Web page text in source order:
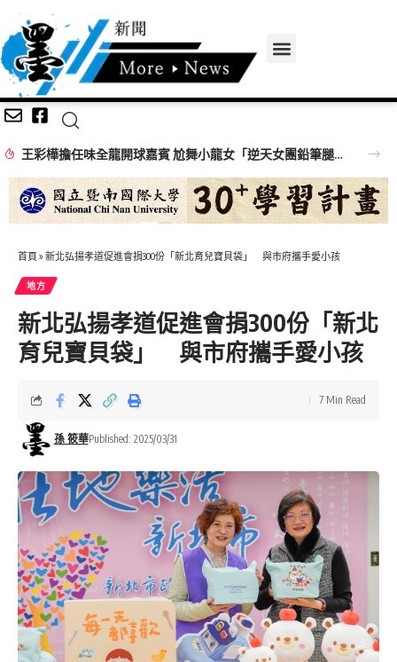
王彩樺擔任味全龍開球嘉賓 尬舞小龍女「逆天女團鉛筆腿」搶鏡
首頁 » 新北弘揚孝道促進會捐300份「新北育兒寶貝袋」 與市府攜手愛小孩
地方
新北弘揚孝道促進會捐300份「新北
育兒寶貝袋」 與市府攜手愛小孩
孫 筱華Published: 2025/03/31
7 Min Read